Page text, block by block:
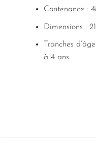
Contenance :
Dimensions :
Tranches
à 4 ans